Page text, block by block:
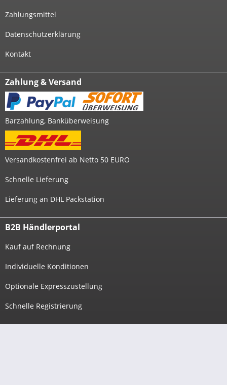
Zahlungsmittel
Datenschutzerklärung
Kontakt
Zahlung & Versand
Barzahlung, Banküberweisung
Versandkostenfrei ab Netto 50 EURO
Schnelle Lieferung
Lieferung an DHL Packstation
B2B Händlerportal
Kauf auf Rechnung
Individuelle Konditionen
Optionale Expresszustellung
Schnelle Registrierung